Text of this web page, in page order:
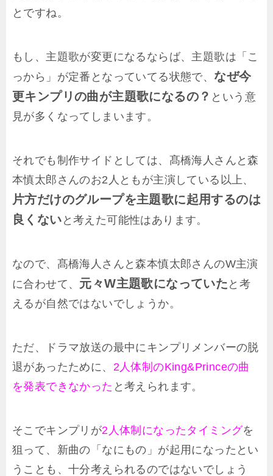
とですね。
もし、主題歌が変更になるならば、主題歌は「こ
っから」が定番となっていてる状態で、 なぜ今
更キンプリの曲が主題歌になるの？ という意
見が多くなってしまいます。
それでも制作サイドとしては、髙橋海人さんと森
本慎太郎さんのお2人ともが主演している以上、
片方だけのグループを主題歌に起用するのは
良くない と考えた可能性はあります。
なので、髙橋海人さんと森本慎太郎さんのW主演
に合わせて、 元々W主題歌になっていた と考
えるが自然ではないでしょうか。
ただ、ドラマ放送の最中にキンプリメンバーの脱
退があったために、 2人体制のKing&Princeの曲
を発表できなかった と考えられます。
そこでキンプリが2人体制になったタイミングを
狙って、新曲の「なにもの」が起用になったとい
うことも、十分考えられるのではないでしょう